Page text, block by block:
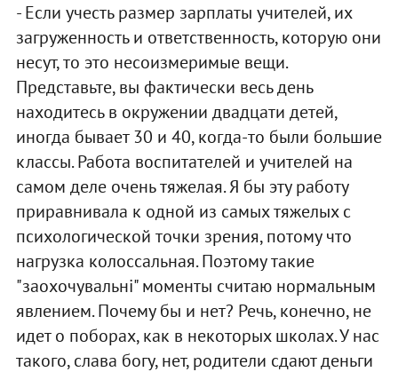
- Если учесть размер зарплаты учителей, их
загруженность и ответственность, которую они
несут, то это несоизмеримые вещи.
Представьте, вы фактически весь день
находитесь в окружении двадцати детей,
иногда бывает 30 и 40, когда-то были большие
классы. Работа воспитателей и учителей на
самом деле очень тяжелая. Я бы эту работу
приравнивала к одной из самых тяжелых с
психологической точки зрения, потому что
нагрузка колоссальная. Поэтому такие
"заохочувальні" моменты считаю нормальным
явлением. Почему бы и нет? Речь, конечно, не
идет о поборах, как в некоторых школах. У нас
такого, слава богу, нет, родители сдают деньги